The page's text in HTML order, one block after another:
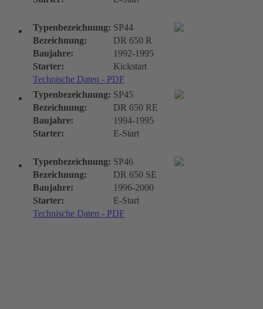
Typenbezeichnung: SP44
Bezeichnung:
DR 650 R
Baujahre:
1992-1995
Starter:
Kickstart
Technische Daten - PDF
Typenbezeichnung: SP45
Bezeichnung:
DR 650 RE
Baujahre:
1994-1995
Starter:
E-Start
Typenbezeichnung: SP46
Bezeichnung:
DR 650 SE
Baujahre:
1996-2000
Starter:
E-Start
Technische Daten - PDF